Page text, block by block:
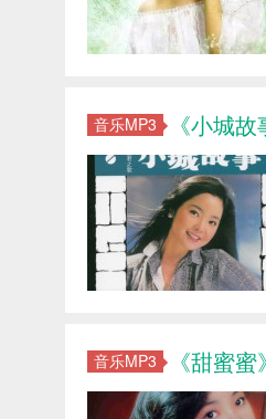
音乐MP3 《小城
音乐MP3 《甜蜜